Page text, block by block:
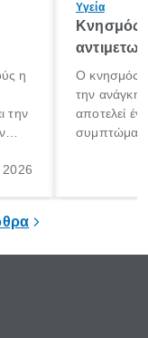
η
την
2026
Υγεία
Κνησμός:
Ο κνησμός
την ανάγκη
αποτελεί